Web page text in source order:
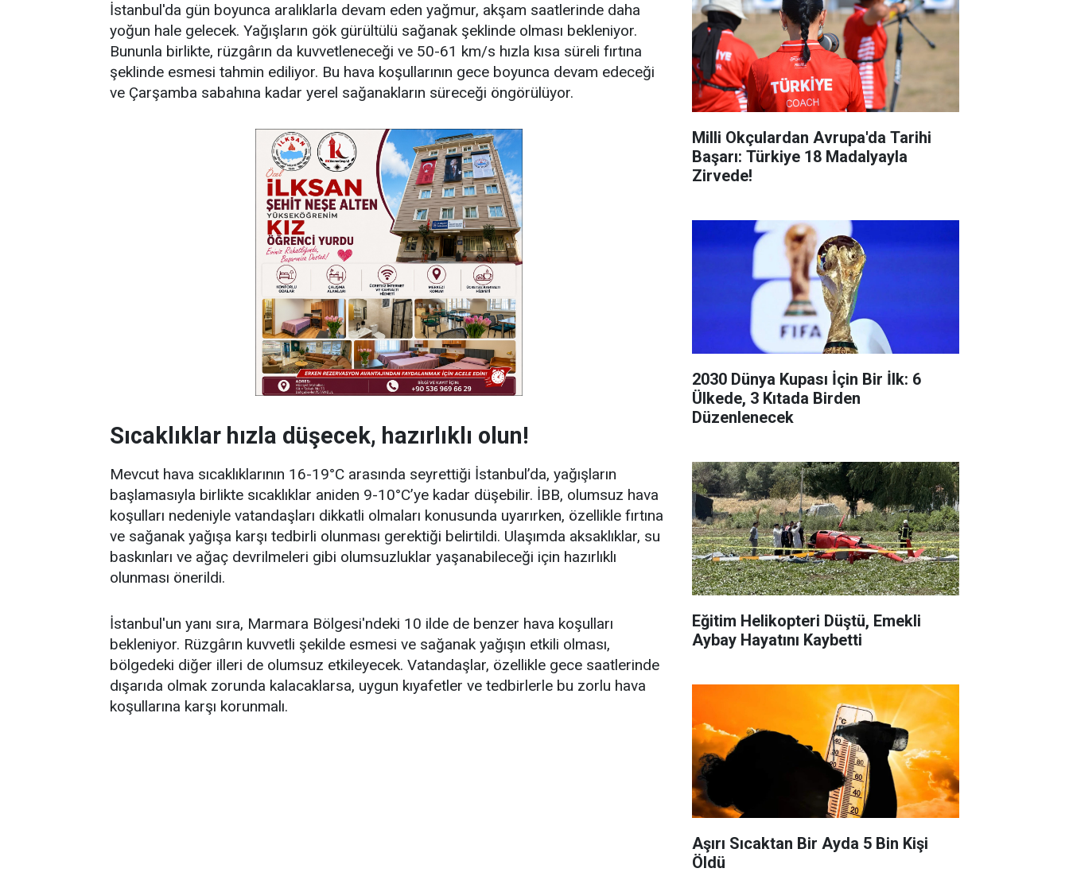
İstanbul'da gün boyunca aralıklarla devam eden yağmur, akşam saatlerinde daha
yoğun hale gelecek. Yağışların gök gürültülü sağanak şeklinde olması bekleniyor.
Bununla birlikte, rüzgârın da kuvvetleneceği ve 50-61 km/s hızla kısa süreli fırtına
şeklinde esmesi tahmin ediliyor. Bu hava koşullarının gece boyunca devam edeceği
ve Çarşamba sabahına kadar yerel sağanakların süreceği öngörülüyor.
Sıcaklıklar hızla düşecek, hazırlıklı olun!
Mevcut hava sıcaklıklarının 16-19°C arasında seyrettiği İstanbul’da, yağışların
başlamasıyla birlikte sıcaklıklar aniden 9-10°C’ye kadar düşebilir. İBB, olumsuz hava
koşulları nedeniyle vatandaşları dikkatli olmaları konusunda uyarırken, özellikle fırtına
ve sağanak yağışa karşı tedbirli olunması gerektiği belirtildi. Ulaşımda aksaklıklar, su
baskınları ve ağaç devrilmeleri gibi olumsuzluklar yaşanabileceği için hazırlıklı
olunması önerildi.
İstanbul'un yanı sıra, Marmara Bölgesi'ndeki 10 ilde de benzer hava koşulları
bekleniyor. Rüzgârın kuvvetli şekilde esmesi ve sağanak yağışın etkili olması,
bölgedeki diğer illeri de olumsuz etkileyecek. Vatandaşlar, özellikle gece saatlerinde
dışarıda olmak zorunda kalacaklarsa, uygun kıyafetler ve tedbirlerle bu zorlu hava
koşullarına karşı korunmalı.
Milli Okçulardan Avrupa'da Tarihi
Başarı: Türkiye 18 Madalyayla
Zirvede!
2030 Dünya Kupası İçin Bir İlk: 6
Ülkede, 3 Kıtada Birden
Düzenlenecek
Eğitim Helikopteri Düştü, Emekli
Aybay Hayatını Kaybetti
Aşırı Sıcaktan Bir Ayda 5 Bin Kişi
Öldü